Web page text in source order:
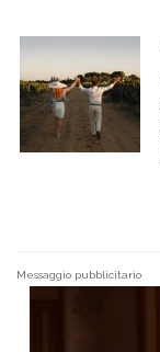
Messaggio pubblicitario